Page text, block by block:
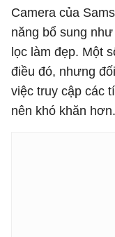
Camera của
năng bổ sung
lọc làm đẹp. Một
điều đó, nhưng
việc truy cập các
nên khó khăn hơn.